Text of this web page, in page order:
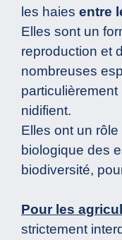
les haies entre
Elles sont un
reproduction et
nombreuses
nidifient.
Elles ont un
biologique des
biodiversité,
Pour les
strictement